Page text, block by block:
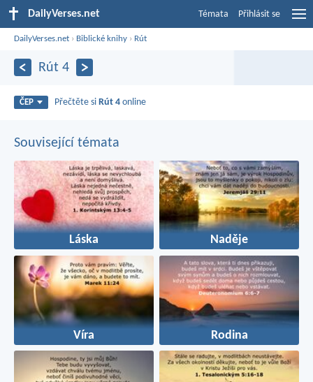
DailyVerses.net Témata Přihlásit se
DailyVerses.net › Biblické knihy › Rút
Rút 4
ČEP Přečtěte si Rút 4 online
Související témata
Láska Naděje
Víra Rodina